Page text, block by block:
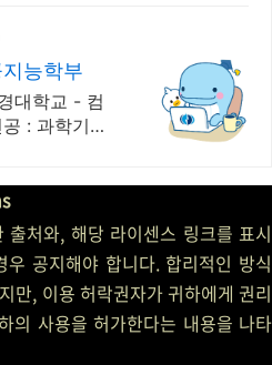
능학부
대학교 - 컴
: 과학기술
출처와, 해당 라이센스 링크를 표시
공지해야 합니다. 합리적인 방식
만, 이용 허락권자가 귀하에게 권리
의 사용을 허가한다는 내용을 나타